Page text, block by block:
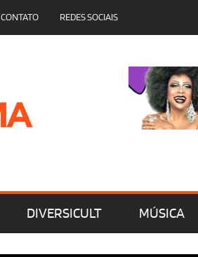
CONTATO REDES SOCIAIS
DIVERSICULT MÚSICA